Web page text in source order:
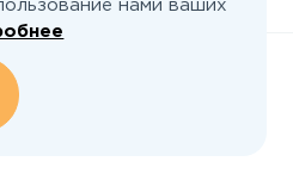
нами ваших